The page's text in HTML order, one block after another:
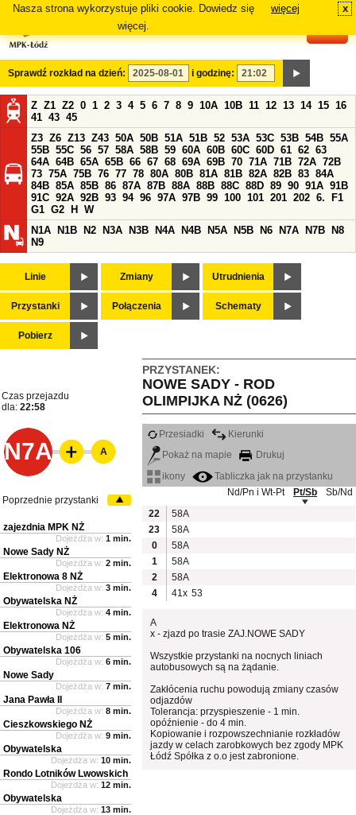
Nasza strona wykorzystuje pliki cookie. Dowiedz się
więcej.
więcej x
Sprawdź rozkład na dzień: i godzinę:
Z Z1 Z2 0 1 2 3 4 5 6 7 8 9 10A 10B 11 12 13 14 15 16
41 43 45
Z3 Z6 Z13 Z43 50A 50B 51A 51B 52 53A 53C 53B 54B 55A
55B 55C 56 57 58A 58B 59 60A 60B 60C 60D 61 62 63
64A 64B 65A 65B 66 67 68 69A 69B 70 71A 71B 72A 72B
73 75A 75B 76 77 78 80A 80B 81A 81B 82A 82B 83 84A
84B 85A 85B 86 87A 87B 88A 88B 88C 88D 89 90 91A 91B
91C 92A 92B 93 94 96 97A 97B 99 100 101 201 202 6.
F1
G1 G2 H
W
N1A
N1B N2 N3A N3B N4A N4B N5A N5B N6 N7A N7B
N8
N9
Linie Zmiany Utrudnienia
Przystanki Połączenia Schematy
Pobierz
PRZYSTANEK:
NOWE SADY - ROD
OLIMPIJKA NŻ (0626)
Czas przejazdu
dla: 22:58
N7A
Przesiadki
Kierunki
Pokaż na mapie
Drukuj
ikony
Tabliczka jak na przystanku
Nd/Pn i Wt-Pt
Pt/Sb
Sb/Nd
22
58A
23
58A
0
58A
1
58A
2
58A
4
41x 53
A
x - zjazd po trasie ZAJ.NOWE SADY
Wszystkie przystanki na nocnych liniach
autobusowych są na żądanie.
Zakłócenia ruchu powodują zmiany czasów
odjazdów
Tolerancja: przyspieszenie - 1 min.
opóźnienie - do 4 min.
Kopiowanie i rozpowszechnianie rozkładów
jazdy w celach zarobkowych bez zgody MPK
Łódź Spółka z o.o jest zabronione.
A
Poprzednie przystanki
zajezdnia MPK NŻ
Dojeżdża w: 1 min.
Nowe Sady NŻ
Dojeżdża w: 2 min.
Elektronowa 8 NŻ
Dojeżdża w: 3 min.
Obywatelska NŻ
Dojeżdża w: 4 min.
Elektronowa NŻ
Dojeżdża w: 5 min.
Obywatelska 106
Dojeżdża w: 6 min.
Nowe Sady
Dojeżdża w: 7 min.
Jana Pawła II
Dojeżdża w: 8 min.
Cieszkowskiego NŻ
Dojeżdża w: 9 min.
Obywatelska
Dojeżdża w: 10 min.
Rondo Lotników Lwowskich
Dojeżdża w: 12 min.
Obywatelska
Dojeżdża w: 13 min.